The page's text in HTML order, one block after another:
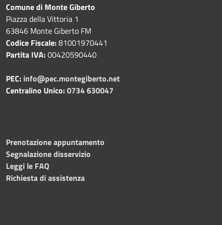
Comune di Monte Giberto
Piazza della Vittoria 1
63846 Monte Giberto FM
Codice Fiscale:81001970441
Partita IVA:00420590440
PEC: info@pec.montegiberto.net
Centralino Unico:0734 630047
Prenotazione appuntamento
Segnalazione disservizio
Leggi le FAQ
Richiesta di assistenza